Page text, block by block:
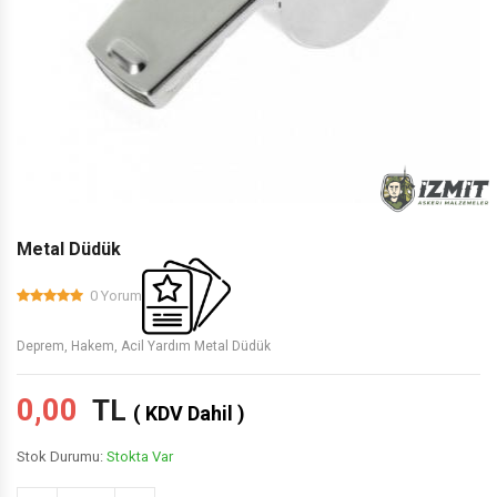
Metal Düdük
0 Yorum
Deprem, Hakem, Acil Yardım Metal Düdük
0,00 TL ( KDV Dahil )
Stok Durumu: Stokta Var